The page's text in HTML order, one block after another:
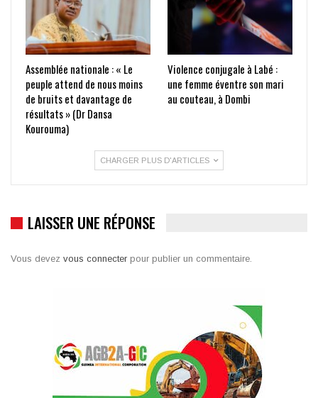
Assemblée nationale : « Le
peuple attend de nous moins
de bruits et davantage de
résultats » (Dr Dansa
Kourouma)
Violence conjugale à Labé :
une femme éventre son mari
au couteau, à Dombi
CHARGER PLUS D'ARTICLES
LAISSER UNE RÉPONSE
Vous devez vous connecter pour publier un commentaire.